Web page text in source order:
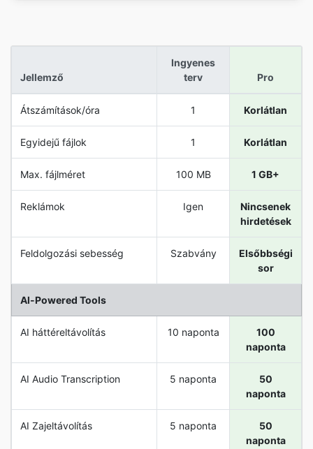
Jellemző
Ingyenes
terv
Pro
Átszámítások/óra 1 Korlátlan
Egyidejű fájlok 1 Korlátlan
Max. fájlméret 100 MB 1 GB+
Reklámok Igen
Nincsenek
hirdetések
Feldolgozási sebesség Szabvány
Elsőbbségi
sor
Al-Powered Tools
AI háttéreltávolítás 10 naponta
100
naponta
AI Audio Transcription 5 naponta
50
naponta
AI Zajeltávolítás 5 naponta
50
naponta